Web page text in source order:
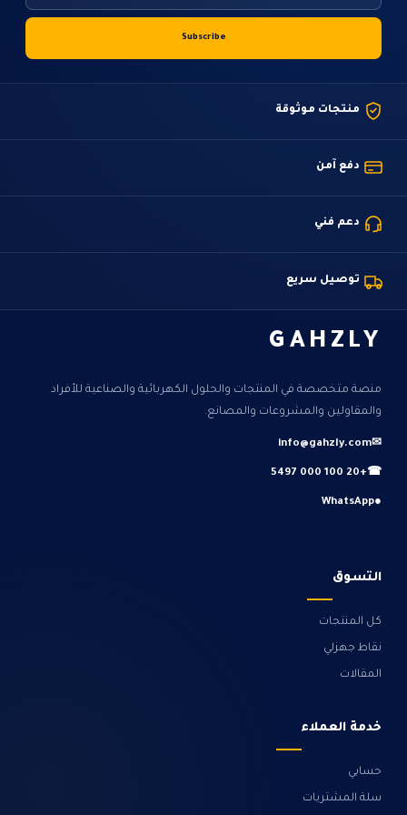
منتجات موثوقة
دفع آمن
دعم فني
توصيل سريع
GAHZLY
منصة متخصصة في المنتجات والحلول الكهربائية والصناعية للأفراد
والمقاولين والمشروعات والمصانع.
✉
info@gahzly.com
☎
+20 100 000 5497
●
WhatsApp
التسوق
كل المنتجات
نقاط جهزلي
المقالات
خدمة العملاء
حسابي
سلة المشتريات